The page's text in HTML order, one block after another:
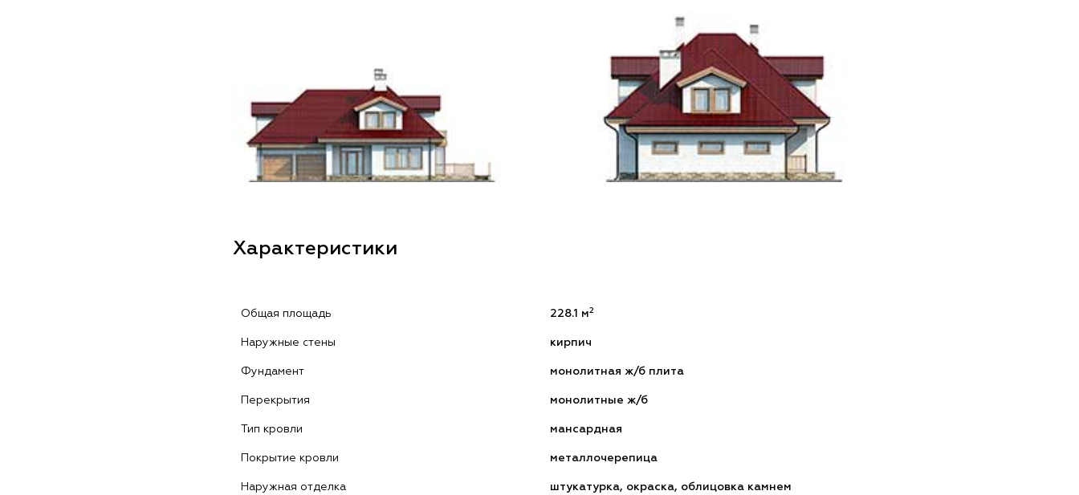
Характеристики
Общая площадь 228.1 м2
Наружные стены кирпич
Фундамент монолитная ж/б плита
Перекрытия монолитные ж/б
Тип кровли мансардная
Покрытие кровли металлочерепица
Наружная отделка штукатурка, окраска, облицовка камнем